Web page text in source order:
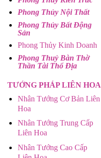
Phong Thủy Nội Thất
Phong Thủy Bất Động
Sản
Phong Thủy Kinh Doanh
Phong Thuỷ Bàn Thờ
Thần Tài Thổ Địa
TƯỚNG PHÁP LIÊN HOA
Nhân Tướng Cơ Bản Liên
Hoa
Nhân Tướng Trung Cấp
Liên Hoa
Nhân Tướng Cao Cấp